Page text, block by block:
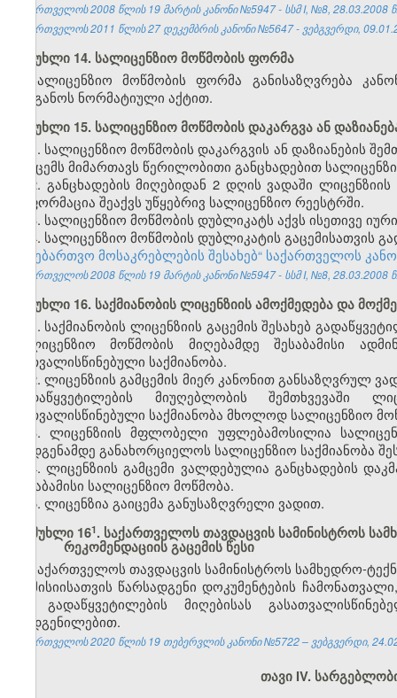
საქართველოს 2008 წლის 19 მარტის კანონი №5947 - სსმ I, №8, 28.03.2008
საქართველოს 2011 წლის 27 დეკემბრის კანონი №5647 - ვებგვერდი,
მუხლი 14. სალიცენზიო მოწმობის ფორმა
სალიცენზიო მოწმობის ფორმა განისაზღვრება
ორგანოს ნორმატიული აქტით.
მუხლი 15. სალიცენზიო მოწმობის დაკარგვა ან
1. სალიცენზიო მოწმობის დაკარგვის ან დაზიანების
გამცემს მიმართავს წერილობითი განცხადებით
2. განცხადების მიღებიდან 2 დღის ვადაში
ინფორმაცია შეაქვს უწყებრივ სალიცენზიო რეესტრში.
3. სალიცენზიო მოწმობის დუბლიკატს აქვს ისეთივე
4. სალიცენზიო მოწმობის დუბლიკატის გაცემისათვის
სანებართვო მოსაკრებლების შესახებ“ საქართველოს
საქართველოს 2008 წლის 19 მარტის კანონი №5947 - სსმ I, №8, 28.03.2008
მუხლი 16. საქმიანობის ლიცენზიის ამოქმედება და
1. საქმიანობის ლიცენზიის გაცემის შესახებ
სალიცენზიო მოწმობის მიღებამდე შესაბამისი
გათვალისწინებული საქმიანობა.
2. ლიცენზიის გამცემის მიერ კანონით განსაზღვრულ
გადაწყვეტილების მიუღებლობის შემთხვევაში
გათვალისწინებული საქმიანობა მხოლოდ სალიცენზიო
3. ლიცენზიის მფლობელი უფლებამოსილია
აღდგენამდე განახორციელოს სალიცენზიო საქმიანობა
4. ლიცენზიის გამცემი ვალდებულია განცხადების
შესაბამისი სალიცენზიო მოწმობა.
5. ლიცენზია გაიცემა განუსაზღვრელი ვადით.
მუხლი 16​1. საქართველოს თავდაცვის სამინისტროს
რეკომენდაციის გაცემის წესი
საქართველოს თავდაცვის სამინისტროს სამხედრო-
კომისიისათვის წარსადგენი დოკუმენტების
და გადაწყვეტილების მიღებისას
დადგენილებით.
საქართველოს 2020 წლის 19 თებერვლის კანონი №5722 – ვებგვერდი,
თავი IV.